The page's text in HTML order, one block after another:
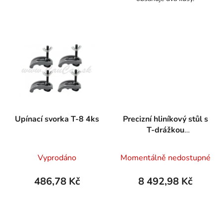
Upínací svorka T-8 4ks
Vyprodáno
486,78 Kč
Precizní hliníkový stůl s
T-drážkou
Momentálně nedostupné
8 492,98 Kč